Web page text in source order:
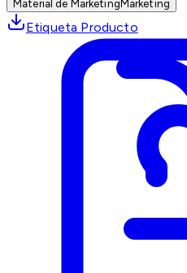
Material de MarketingMarketing
Etiqueta Producto